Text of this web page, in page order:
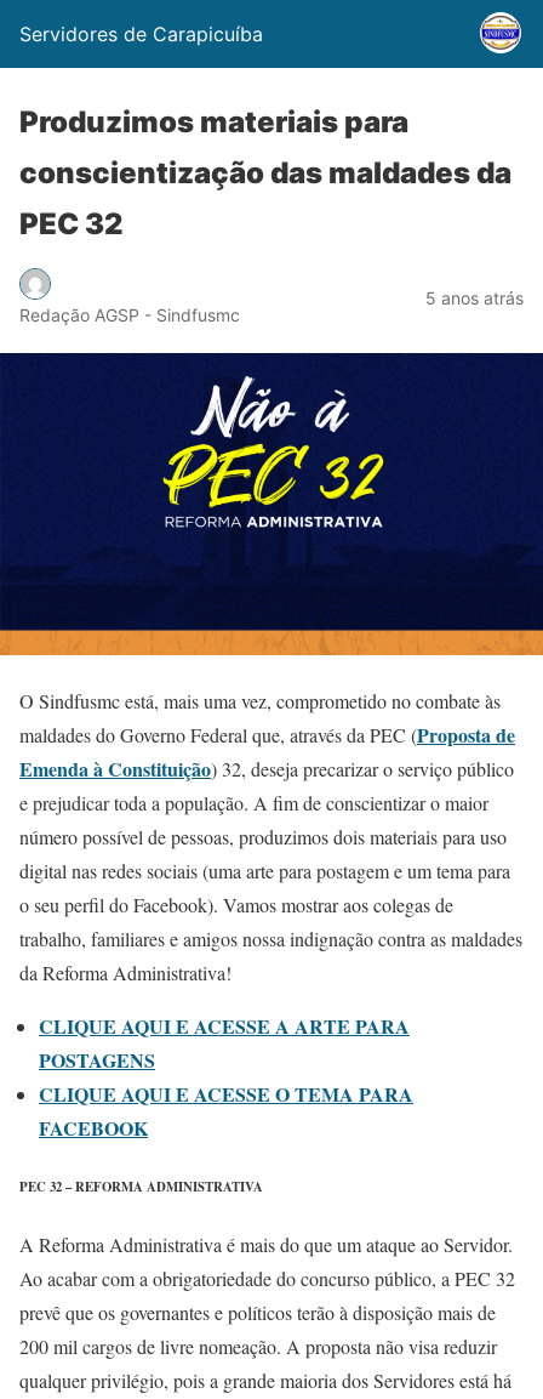
Servidores de Carapicuíba
Produzimos materiais para
conscientização das maldades da
PEC 32
Redação AGSP - Sindfusmc
5 anos atrás
O Sindfusmc está, mais uma vez, comprometido no combate às
maldades do Governo Federal que, através da PEC (Proposta de
Emenda à Constituição) 32, deseja precarizar o serviço público
e prejudicar toda a população. A fim de conscientizar o maior
número possível de pessoas, produzimos dois materiais para uso
digital nas redes sociais (uma arte para postagem e um tema para
o seu perfil do Facebook). Vamos mostrar aos colegas de
trabalho, familiares e amigos nossa indignação contra as maldades
da Reforma Administrativa!
CLIQUE AQUI E ACESSE A ARTE PARA
POSTAGENS
CLIQUE AQUI E ACESSE O TEMA PARA
FACEBOOK
PEC 32 – REFORMA ADMINISTRATIVA
A Reforma Administrativa é mais do que um ataque ao Servidor.
Ao acabar com a obrigatoriedade do concurso público, a PEC 32
prevê que os governantes e políticos terão à disposição mais de
200 mil cargos de livre nomeação. A proposta não visa reduzir
qualquer privilégio, pois a grande maioria dos Servidores está há